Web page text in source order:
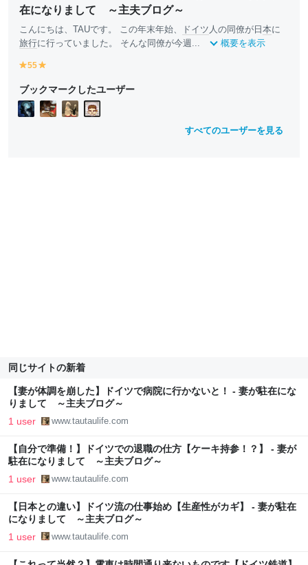
在になりまして ～主夫ブログ～
こんにちは、TAUです。 この年末年始、 ドイツ 人の同僚が日 本に
旅行に行っていました。 そんな同僚が今週... 概要を表示
y
ll
o
w
55
ll
o
w
ブックマークしたユーザー
すべてのユーザーを見る
同じサイトの新着
【妻が体調を崩した】ドイツで病院に行かないと！ - 妻が駐在にな
りまして ～主夫ブログ～
1 user www.tautaulife.com
【自分で準備！】ドイツでの退職の仕方【ケーキ持参！？】 - 妻が
駐在になりまして ～主夫ブログ～
1 user www.tautaulife.com
【日本との違い】ドイツ流の仕事始め【生産性がカギ】 - 妻が駐在
になりまして ～主夫ブログ～
1 user www.tautaulife.com